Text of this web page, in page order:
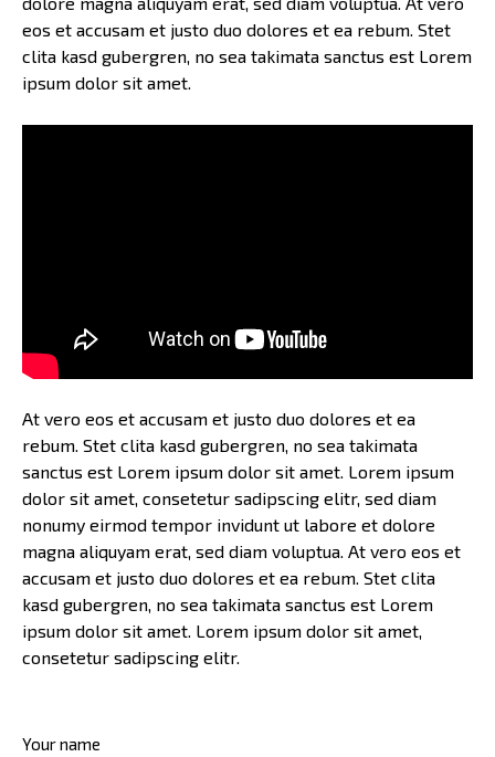
eos et accusam et justo duo dolores et ea rebum. Stet
clita kasd gubergren, no sea takimata sanctus est Lorem
ipsum dolor sit amet.
At vero eos et accusam et justo duo dolores et ea
rebum. Stet clita kasd gubergren, no sea takimata
sanctus est Lorem ipsum dolor sit amet. Lorem ipsum
dolor sit amet, consetetur sadipscing elitr, sed diam
nonumy eirmod tempor invidunt ut labore et dolore
magna aliquyam erat, sed diam voluptua. At vero eos et
accusam et justo duo dolores et ea rebum. Stet clita
kasd gubergren, no sea takimata sanctus est Lorem
ipsum dolor sit amet. Lorem ipsum dolor sit amet,
consetetur sadipscing elitr.